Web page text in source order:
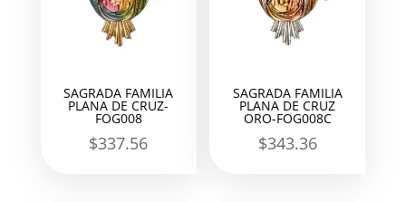
SAGRADA FAMILIA
PLANA DE CRUZ-
FOG008
$337.56
SAGRADA FAMILIA
PLANA DE CRUZ
ORO-FOG008C
$343.36